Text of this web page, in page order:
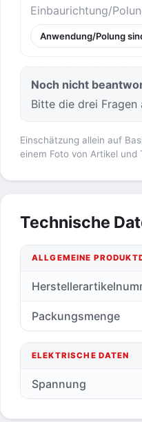
Einbaurichtung/
Anwendung/Polung
Noch nicht
Bitte die drei
Einschätzung allein auf
einem Foto von Artikel und
Technische
ALLGEMEINE
Packungsmenge
ELEKTRISCHE DATEN
Spannung